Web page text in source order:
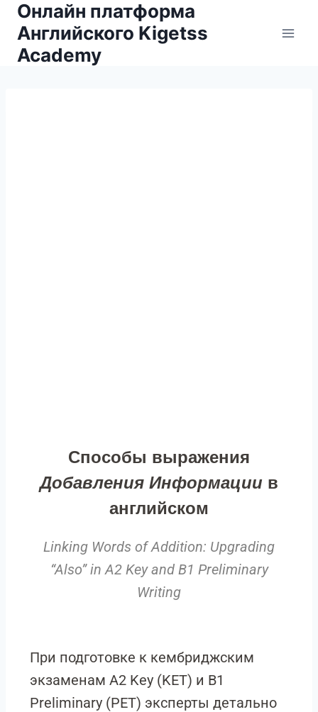
Онлайн платформа
Английского Kigetss
Academy
Способы выражения
Добавления Информации в
английском
Linking Words of Addition: Upgrading
“Also” in A2 Key and B1 Preliminary
Writing
При подготовке к кембриджским
экзаменам A2 Key (KET) и B1
Preliminary (PET) эксперты детально